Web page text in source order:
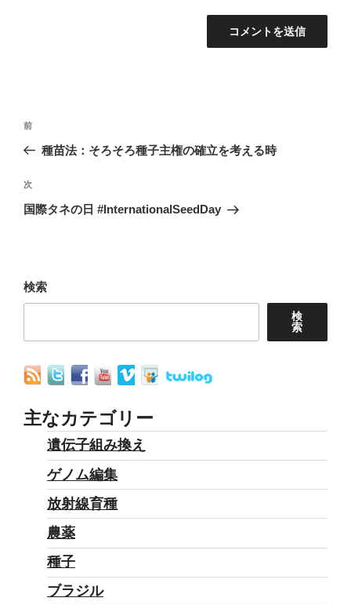
投
稿
ビ
ゲ
ョ
前
の
稿
前
種苗法：そろそろ種子主権の確立を考える時
次
の
次
国際タネの日 #InternationalSeedDay
検索
検
索
主なカテゴリー
遺伝子組み換え
ゲノム編集
放射線育種
農薬
種子
ブラジル